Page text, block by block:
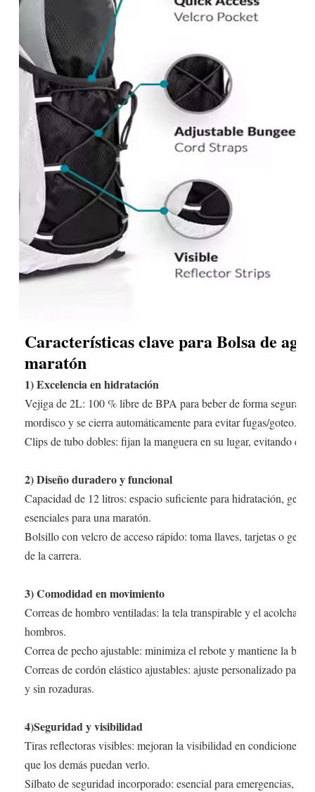
Características clave paraBolsa de
maratón
1) Excelencia en hidratación
Vejiga de 2L: 100 % libre de BPA para beber de forma segura;
mordisco y se cierra automáticamente para evitar fugas/goteo.
Clips de tubo dobles: fijan la manguera en su lugar, evitando
2)Diseño duradero y funcional
Capacidad de 12 litros: espacio suficiente para hidratación,
esenciales para una maratón.
Bolsillo con velcro de acceso rápido: toma llaves, tarjetas o
de la carrera.
3) Comodidad en movimiento
Correas de hombro ventiladas: la tela transpirable y el
hombros.
Correa de pecho ajustable: minimiza el rebote y mantiene la
Correas de cordón elástico ajustables: ajuste personalizado
y sin rozaduras.
4)Seguridad y visibilidad
Tiras reflectoras visibles: mejoran la visibilidad en condiciones
que los demás puedan verlo.
Silbato de seguridad incorporado: esencial para emergencias,